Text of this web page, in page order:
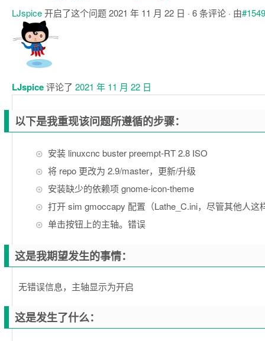
LJspice开启了这个问题2021 年 11 月 22 日 · 6 条评论 · 由#1549
注
LJspice评论了 2021 年 11 月 22 日
以下是我重现该问题所遵循的步骤：
安装 linuxcnc buster preempt-RT 2.8 ISO
将 repo 更改为 2.9/master，更新/升级
安装缺少的依赖项 gnome-icon-theme
打开 sim gmoccapy 配置（Lathe_C.ini，尽管其他人这
单击按钮上的主轴。错误
这是我期望发生的事情：
无错误信息，主轴显示为开启
这是发生了什么：